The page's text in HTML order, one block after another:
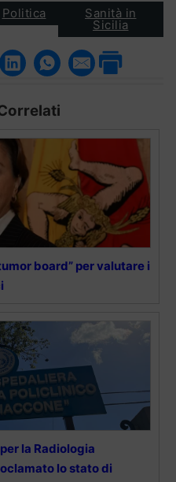
Politica Sanità in
Sicilia
board” per valutare i
la Radiologia
lo stato di